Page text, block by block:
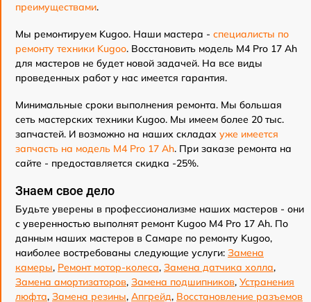
преимуществами.
Мы ремонтируем Kugoo. Наши мастера - специалисты по
ремонту техники Kugoo. Восстановить модель M4 Pro 17 Ah
для мастеров не будет новой задачей. На все виды
проведенных работ у нас имеется гарантия.
Минимальные сроки выполнения ремонта. Мы большая
сеть мастерских техники Kugoo. Мы имеем более 20 тыс.
запчастей. И возможно на наших складах уже имеется
запчасть на модель M4 Pro 17 Ah. При заказе ремонта на
сайте - предоставляется скидка -25%.
Знаем свое дело
Будьте уверены в профессионализме наших мастеров - они
с уверенностью выполнят ремонт Kugoo M4 Pro 17 Ah. По
данным наших мастеров в Самаре по ремонту Kugoo,
наиболее востребованы следующие услуги: Замена
камеры, Ремонт мотор-колеса, Замена датчика холла,
Замена амортизаторов, Замена подшипников, Устранения
люфта, Замена резины, Апгрейд, Восстановление разъемов